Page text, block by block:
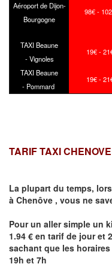
Aéroport de Dijon-
Bourgogne
98€ -
TAXI Beaune
- Vignoles
19€ -
TAXI Beaune
- Pommard
19€ -
TARIF TAXI CHENOVE
La plupart du temps,
à Chenôve , vous ne
Pour un aller simple un
1.94 € en tarif de jour et
sachant que les
19h et 7h